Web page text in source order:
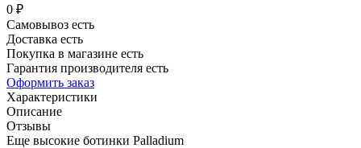
0 ₽
Самовывоз есть
Доставка есть
Покупка в магазине есть
Гарантия производителя есть
Оформить заказ
Характеристики
Описание
Отзывы
Еще высокие ботинки Palladium